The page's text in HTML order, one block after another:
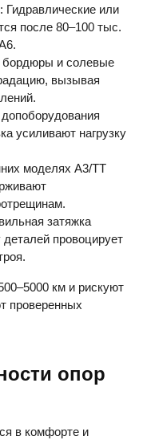
: Гидравлические или
после 80–100 тыс.
и солевые
вызывая
усиливают нагрузку
моделях A3/TT
затяжка
провоцирует
км и рискуют
проверенных
опор
в комфорте и